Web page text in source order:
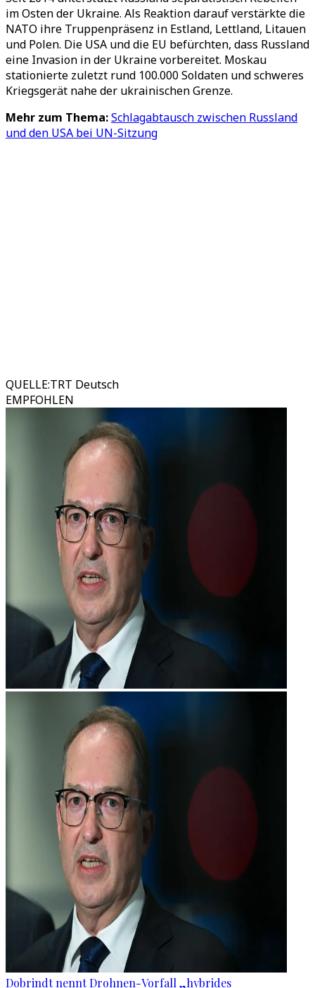
im Osten der Ukraine. Als Reaktion darauf verstärkte die
NATO ihre Truppenpräsenz in Estland, Lettland, Litauen
und Polen. Die USA und die EU befürchten, dass Russland
eine Invasion in der Ukraine vorbereitet. Moskau
stationierte zuletzt rund 100.000 Soldaten und schweres
Kriegsgerät nahe der ukrainischen Grenze.
Mehr zum Thema:Schlagabtausch zwischen Russland
und den USA bei UN-Sitzung
QUELLE:TRT Deutsch
EMPFOHLEN
Dobrindt nennt Drohnen-Vorfall „hybrides